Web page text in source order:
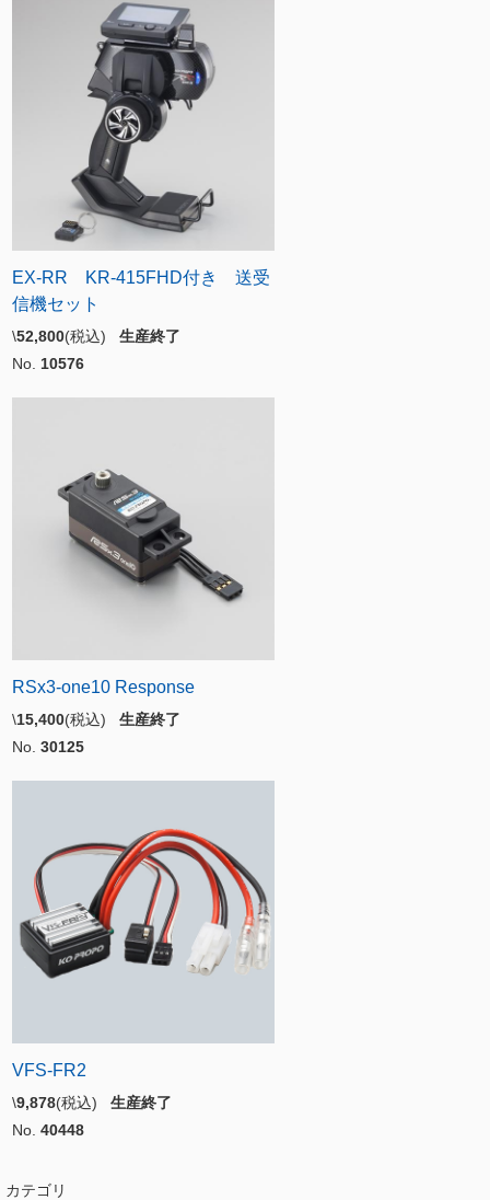
EX-RR KR-415FHD付き 送受
信機セット
\52,800(税込) 生産終了
No. 10576
RSx3-one10 Response
\15,400(税込) 生産終了
No. 30125
VFS-FR2
\9,878(税込) 生産終了
No. 40448
カテゴリ